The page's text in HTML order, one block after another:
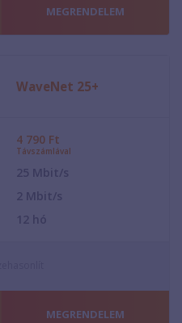
MEGRENDELEM
WaveNet 25+
4 790 Ft
Távszámlával
25 Mbit/s
2 Mbit/s
12 hó
MEGRENDELEM